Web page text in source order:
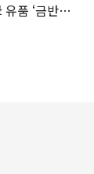
품 ‘금반지